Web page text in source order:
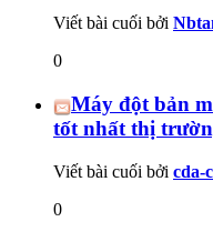
Viết bài cuối bởi
0
Máy đột bản
tốt nhất thị
Viết bài cuối bởi cda-
0